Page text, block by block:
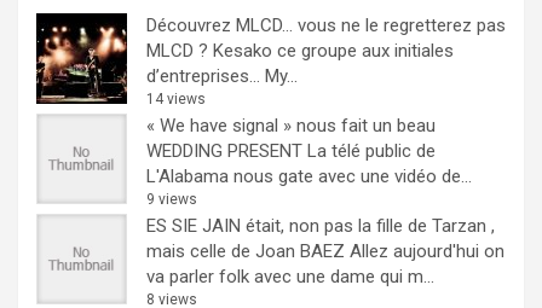
Découvrez MLCD… vous ne le regretterez pas
MLCD ? Kesako ce groupe aux initiales
d’entreprises… My...
14 views
« We have signal » nous fait un beau
WEDDING PRESENT La télé public de
L'Alabama nous gate avec une vidéo de...
9 views
ES SIE JAIN était, non pas la fille de Tarzan ,
mais celle de Joan BAEZ Allez aujourd'hui on
va parler folk avec une dame qui m...
8 views